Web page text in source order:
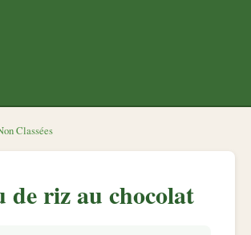
Classées
de riz au chocolat